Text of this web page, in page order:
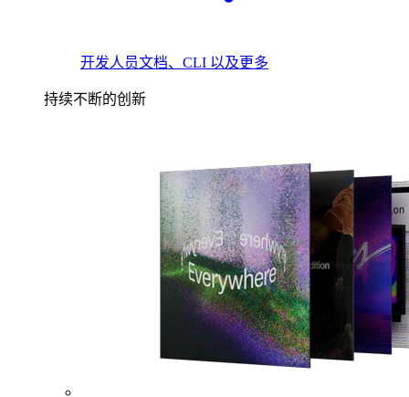
开发人员文档、CLI 以及更多
持续不断的创新